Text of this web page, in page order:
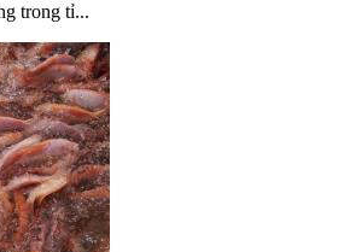
trong tỉ...